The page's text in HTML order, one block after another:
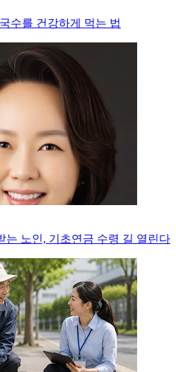
수를 건강하게 먹는 법
는 노인, 기초연금 수령 길 열린다